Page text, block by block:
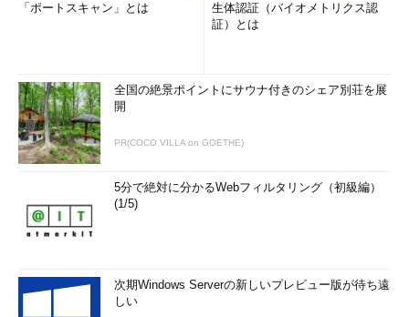
理を考えると、今後もChrome拡張機能がある日突然マルウェア
化することを完全に防ぎ切ることは難しいのかもしれません。
「ポートスキャン」とは
生体認証（バイオメトリクス認
証）とは
全国の絶景ポイントにサウナ付きのシェア別荘を展
開
PR(COCO VILLA on GOETHE)
5分で絶対に分かるWebフィルタリング（初級編）
(1/5)
次期Windows Serverの新しいプレビュー版が待ち遠
しい